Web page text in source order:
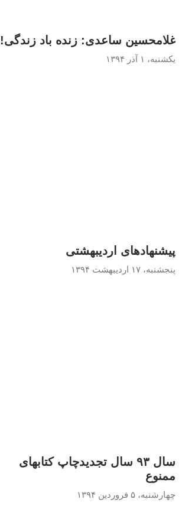
غلامحسین ساعدی: زنده باد زندگی!
یکشنبه، ۱ آذر ۱۳۹۴
پیشنهادهای اردیبهشتی
پنجشنبه، ۱۷ اردیبهشت ۱۳۹۴
سال ۹۳ سال تجدیدچاپ کتابهای
ممنوع
چهارشنبه، ۵ فروردین ۱۳۹۴